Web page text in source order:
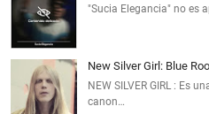
"Sucia Elegancia" no es
New Silver Girl: Blue
NEW SILVER GIRL : Es
canon…